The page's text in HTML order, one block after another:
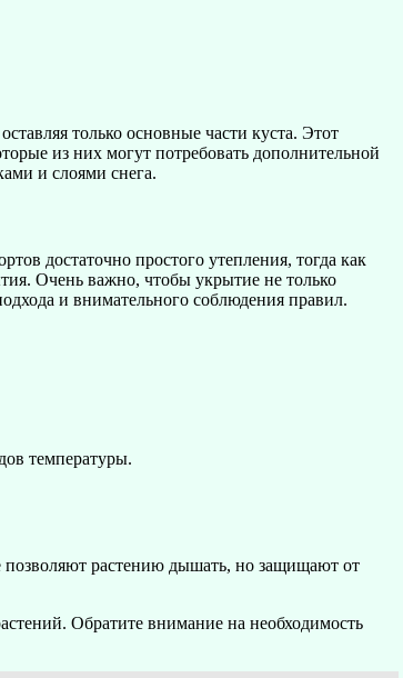
только основные части куста. Этот
из них могут потребовать дополнительной
и слоями снега.
достаточно простого утепления, тогда как
Очень важно, чтобы укрытие не только
и внимательного соблюдения правил.
температуры.
позволяют растению дышать, но защищают от
Обратите внимание на необходимость